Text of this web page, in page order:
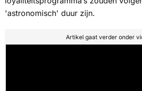
'astronomisch' duur zijn.
Artikel gaat verder onder